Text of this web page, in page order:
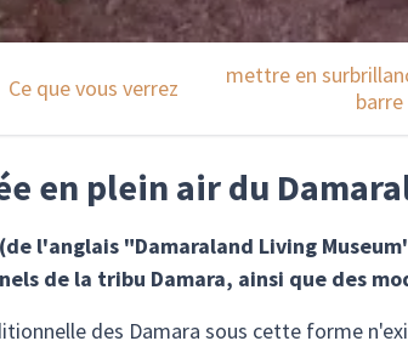
Ce que vous verrez
mettre en
en plein air du
l'anglais "Damaraland Living
de la tribu Damara, ainsi que des
des Damara sous cette forme